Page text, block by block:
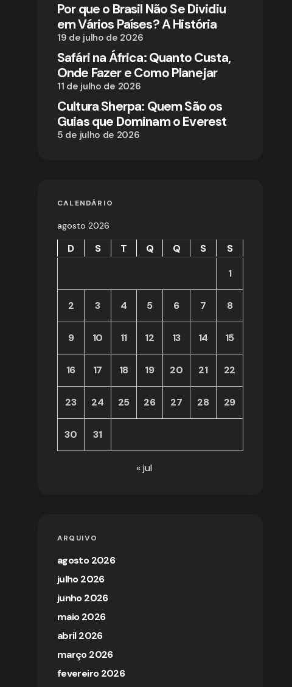
Por que o Brasil Não Se Dividiu
em Vários Países? A História
19 de julho de 2026
Safári na África: Quanto Custa,
Onde Fazer e Como Planejar
11 de julho de 2026
Cultura Sherpa: Quem São os
Guias que Dominam o Everest
5 de julho de 2026
CALENDÁRIO
agosto 2026
D S T Q Q S
S
1
2 3 4 5 6 7 8
9 10 11 12 13 14 15
16 17 18 19 20 21 22
23 24 25 26 27 28 29
30 31
« jul
ARQUIVO
agosto 2026
julho 2026
junho 2026
maio 2026
abril 2026
março 2026
fevereiro 2026